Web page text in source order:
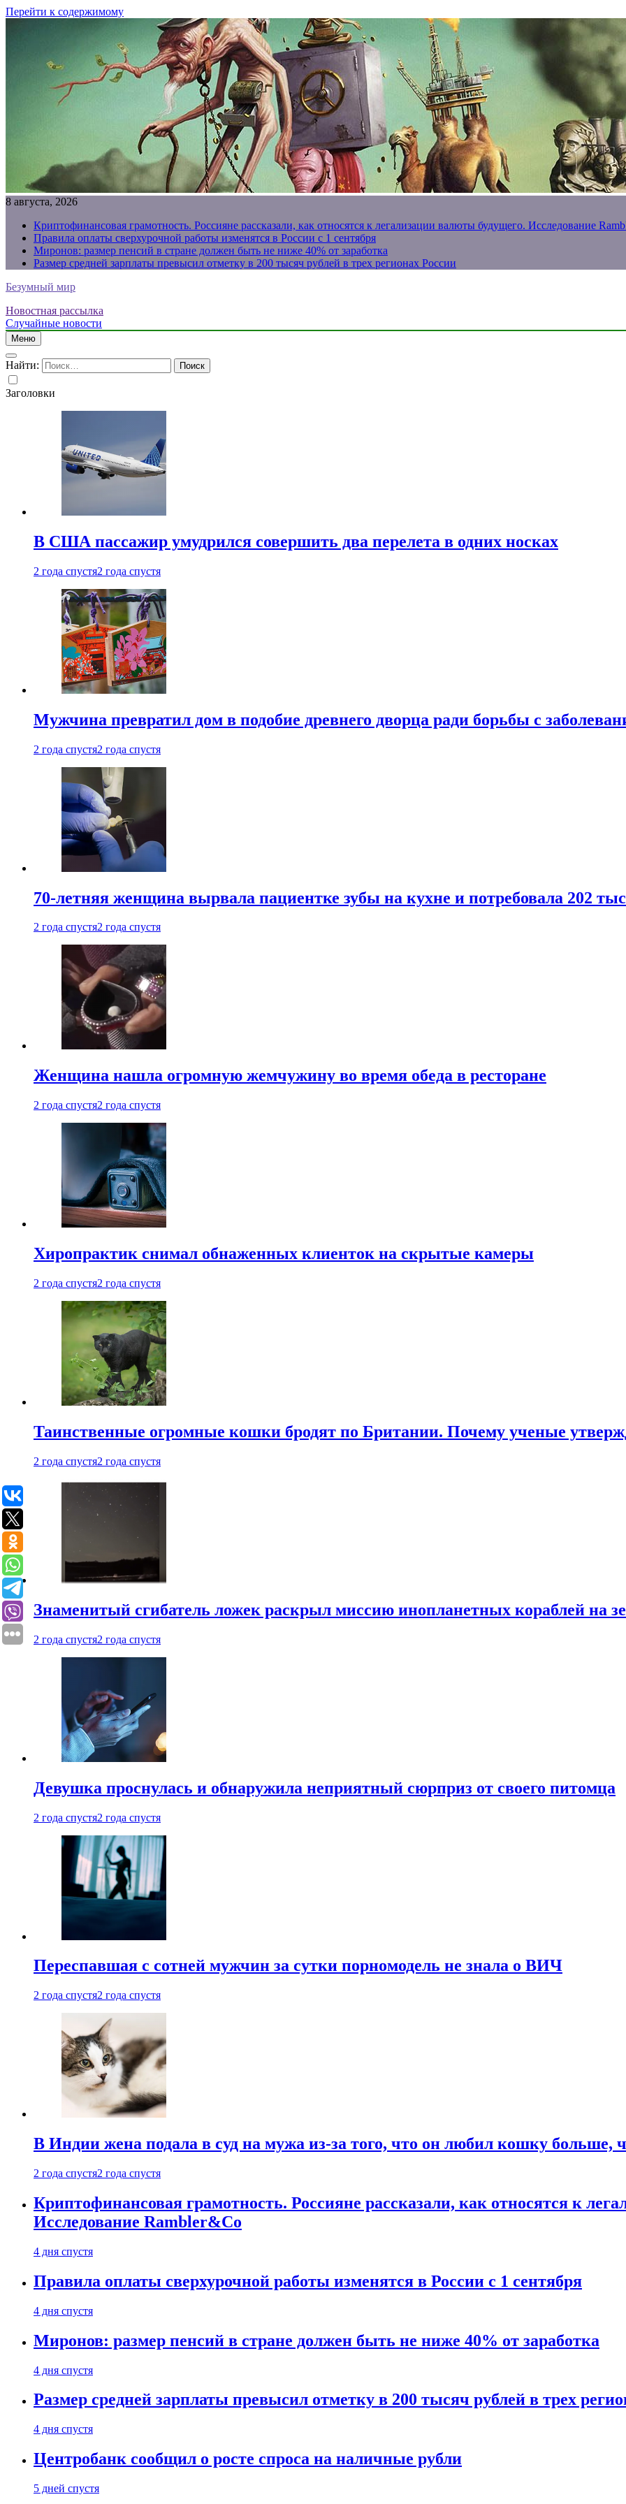
Перейти к содержимому
8 августа, 2026
Криптофинансовая грамотность. Россияне рассказали, как относятся к легализации валюты будущего. Исследование
Правила оплаты сверхурочной работы изменятся в России с 1 сентября
Миронов: размер пенсий в стране должен быть не ниже 40% от заработка
Размер средней зарплаты превысил отметку в 200 тысяч рублей в трех регионах России
Безумный мир
Новостная рассылка
Случайные новости
Меню
Найти:
Заголовки
В США пассажир умудрился совершить два перелета в одних носках
2 года спустя2 года спустя
Мужчина превратил дом в подобие древнего дворца ради борьбы с
2 года спустя2 года спустя
70-летняя женщина вырвала пациентке зубы на кухне и потребовала 202
2 года спустя2 года спустя
Женщина нашла огромную жемчужину во время обеда в ресторане
2 года спустя2 года спустя
Хиропрактик снимал обнаженных клиенток на скрытые камеры
2 года спустя2 года спустя
Таинственные огромные кошки бродят по Британии. Почему ученые
2 года спустя2 года спустя
Знаменитый сгибатель ложек раскрыл миссию инопланетных кораблей на
2 года спустя2 года спустя
Девушка проснулась и обнаружила неприятный сюрприз от своего питомца
2 года спустя2 года спустя
Переспавшая с сотней мужчин за сутки порномодель не знала о ВИЧ
2 года спустя2 года спустя
В Индии жена подала в суд на мужа из-за того, что он любил кошку больше,
2 года спустя2 года спустя
Криптофинансовая грамотность. Россияне рассказали, как относятся к
Исследование Rambler&Co
4 дня спустя
Правила оплаты сверхурочной работы изменятся в России с 1 сентября
4 дня спустя
Миронов: размер пенсий в стране должен быть не ниже 40% от заработка
4 дня спустя
Размер средней зарплаты превысил отметку в 200 тысяч рублей в трех
4 дня спустя
Центробанк сообщил о росте спроса на наличные рубли
5 дней спустя